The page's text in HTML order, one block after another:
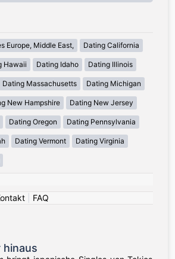
Europe, Middle East, Dating California
Hawaii Dating Idaho Dating Illinois
Dating Massachusetts Dating Michigan
New Hampshire Dating New Jersey
Dating Oregon Dating Pennsylvania
Dating Vermont Dating Virginia
FAQ
hinaus